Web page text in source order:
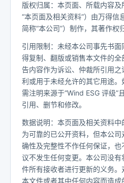
版权归属：本页面、所载内容
“本页面及相关资料”）由万得
简称“本公司”）制作，其著作权
引用限制：未经本公司事先书
得复制、翻版或销售本文件的
告内容作为诉讼、仲裁所引用
利或用于未经允许的其它用途。
需注明来源于“Wind ESG 评级”
引用、删节和修改。
数据说明：本页面及相关资料
为可靠的已公开资料，但本公
确性及完整性不作任何保证，
议不发生任何变更。本公司没
件所有接收者进行更新的义务
本文件或者其中任何内容而造